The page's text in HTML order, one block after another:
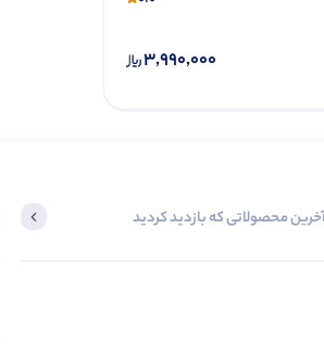
3,990,000
آخرین محصولاتی که بازدید کردید